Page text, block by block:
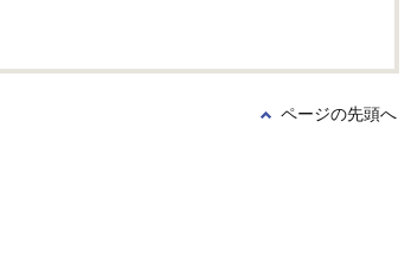
ページの先頭へ